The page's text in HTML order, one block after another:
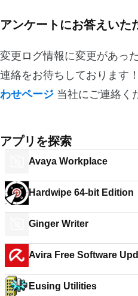
アンケートにお答えいた
変更ログ情報に変更があっ
連絡をお待ちしております
わせページ 当社にご連絡く
アプリを探索
Avaya Workplace
Hardwipe 64-bit Edition
Ginger Writer
Avira Free Software
Eusing Utilities